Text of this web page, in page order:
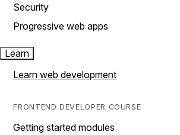
Security
Progressive web apps
Learn
Learn web development
FRONTEND DEVELOPER COURSE
Getting started modules